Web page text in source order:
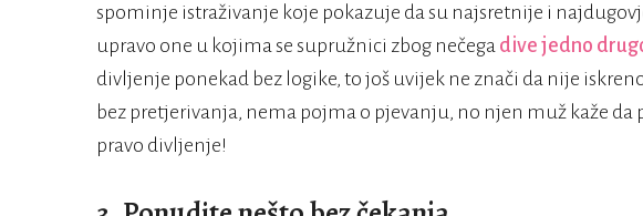
spominje istraživanje koje pokazuje da su najsretnije i
upravo one u kojima se supružnici zbog nečega dive jedno
divljenje ponekad bez logike, to još uvijek ne znači da nije
bez pretjerivanja, nema pojma o pjevanju, no njen muž kaže da
pravo divljenje!